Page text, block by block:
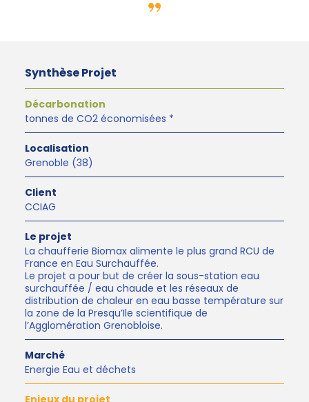
Synthèse Projet
Décarbonation
tonnes de CO2 économisées *
Localisation
Grenoble (38)
Client
CCIAG
Le projet
La chaufferie Biomax alimente le plus grand RCU de
France en Eau Surchauffée.
Le projet a pour but de créer la sous-station eau
surchauffée / eau chaude et les réseaux de
distribution de chaleur en eau basse température sur
la zone de la Presqu’Ile scientifique de
l’Agglomération Grenobloise.
Marché
Energie Eau et déchets